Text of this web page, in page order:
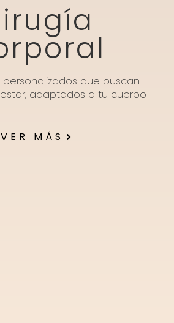
que buscan
adaptados a tu cuerpo
VER MÁS